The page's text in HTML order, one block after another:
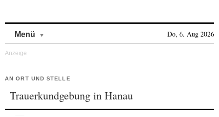
Menü Do, 6. Aug 2026
AN ORT UND STELLE
Trauerkundgebung in Hanau